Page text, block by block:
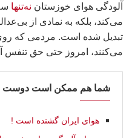
آلودگی هوای خوزستان نه‌تنها
می‌کند، بلکه به نمادی از
تبدیل شده است. مردمی که
می‌کنند، امروز حتی حق تنفس
شما هم ممکن است دوست
هوای ایران گشنده است !